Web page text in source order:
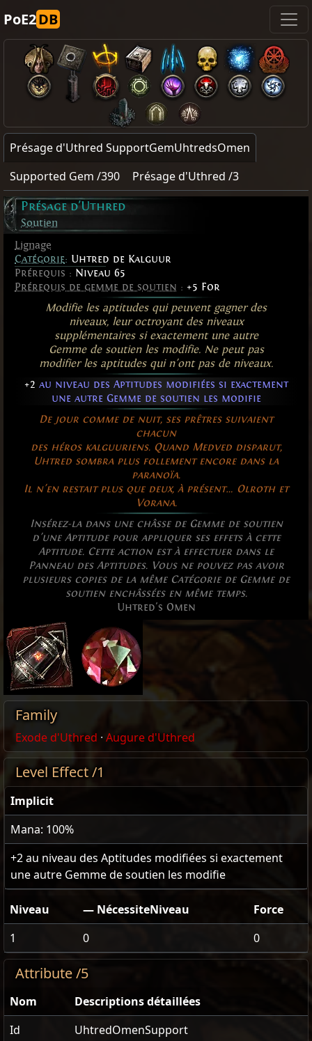
PoE2DB
Présage d'Uthred SupportGemUhtredsOmen
Supported Gem /390
Présage d'Uthred /3
Présage d'Uthred
Soutien
Lignage
Catégorie: Uhtred de Kalguur
Prérequis : Niveau 65
Prérequis de gemme de soutien : +5 For
Modifie les aptitudes qui peuvent gagner des
niveaux, leur octroyant des niveaux
supplémentaires si exactement une autre
Gemme de soutien les modifie. Ne peut pas
modifier les aptitudes qui n'ont pas de niveaux.
+2 au niveau des Aptitudes modifiées si exactement
une autre Gemme de soutien les modifie
De jour comme de nuit, ses prêtres suivaient
chacun
des héros kalguuriens. Quand Medved disparut,
Uhtred sombra plus follement encore dans la
paranoïa.
Il n'en restait plus que deux, à présent… Olroth et
Vorana.
Insérez-la dans une châsse de Gemme de soutien
d'une Aptitude pour appliquer ses effets à cette
Aptitude. Cette action est à effectuer dans le
Panneau des Aptitudes. Vous ne pouvez pas avoir
plusieurs copies de la même Catégorie de Gemme de
soutien enchâssées en même temps.
Uhtred's Omen
Family
Exode d'Uthred · Augure d'Uthred
Level Effect /1
Implicit
Mana: 100%
+2au niveau des Aptitudes modifiées si exactement
une autre Gemme de soutien les modifie
Niveau — NécessiteNiveau
Force
1
0 0
Attribute /5
Nom
Descriptions détaillées
Id
UhtredOmenSupport